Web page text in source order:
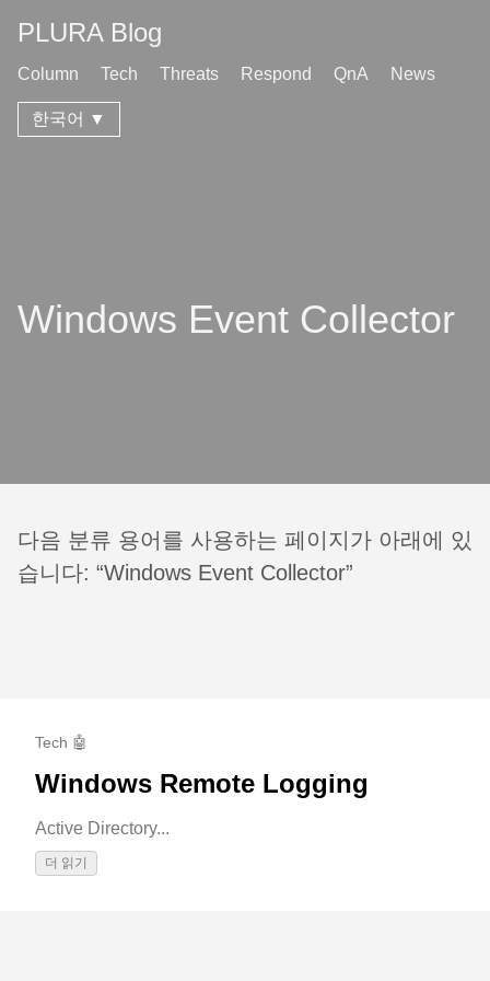
PLURA Blog
Column Tech Threats Respond QnA News
한국어 ▼
Windows Event Collector
다음 분류 용어를 사용하는 페이지가 아래에 있
습니다: “Windows Event Collector”
Tech 🤖
Windows Remote Logging
Active Directory...
더 읽기